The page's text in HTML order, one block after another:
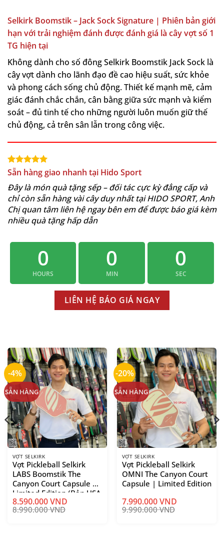
Selkirk Boomstik – Jack Sock Signature | Phiên bản giới
hạn với trải nghiệm đánh được đánh giá là cây vợt số 1
TG hiện tại
Không dành cho số đông Selkirk Boomstik Jack Sock là
cây vợt dành cho lãnh đạo đề cao hiệu suất, sức khỏe
và phong cách sống chủ động. Thiết kế mạnh mẽ, cảm
giác đánh chắc chắn, cân bằng giữa sức mạnh và kiểm
soát – đủ tinh tế cho những người luôn muốn giữ thế
chủ động, cả trên sân lẫn trong công việc.
Sẵn hàng giao nhanh tại Hido Sport
Đây là món quà tặng sếp – đối tác cực kỳ đẳng cấp và
chỉ còn sẵn hàng vài cây duy nhất tại HIDO SPORT, Anh
Chị quan tâm liên hệ ngay bên em để được báo giá kèm
nhiều quà tặng hấp dẫn
0
HOURS
0
MIN
0
SEC
LIÊN HỆ BÁO GIÁ NGAY
-4%
SẴN HÀNG
VỢT SELKIRK
Vợt Pickleball Selkirk
LABS Boomstik The
Canyon Court Capsule |
Limited Edition (Bản USA
& ASIA)
8.590.000VND
8.990.000VND
-20%
SẴN HÀNG
VỢT SELKIRK
Vợt Pickleball Selkirk
OMNI The Canyon Court
Capsule | Limited Edition
7.990.000VND
9.990.000VND